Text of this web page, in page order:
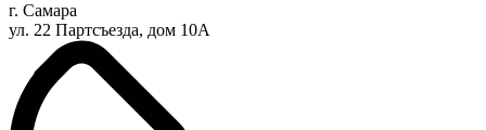
г. Самара
ул. 22 Партсъезда, дом 10А